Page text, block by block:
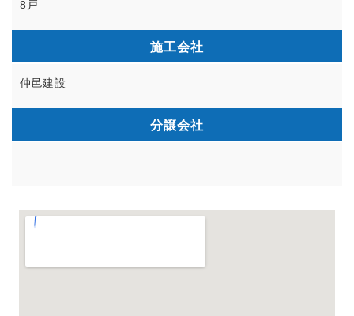
8戸
施工会社
仲邑建設
分譲会社